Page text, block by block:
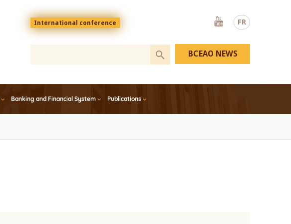
FR
Menu
top
En
International conference
Youtube
Banking and Financial System Publications
BCEAO NEWS